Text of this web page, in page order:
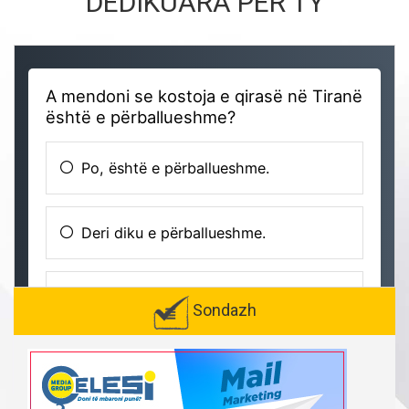
Sondazh